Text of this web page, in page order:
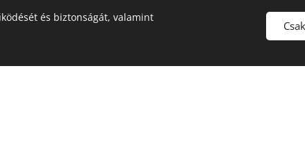
körülményekhez alkalmazkodva stabil idegrendszerű, az
tenyészteni.
és biztonságát, valamint